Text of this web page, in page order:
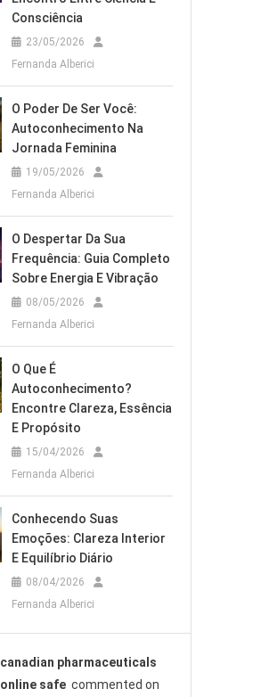
Consciência
23/05/2026
Fernanda Alberici
O Poder De Ser Você:
Autoconhecimento Na
Jornada Feminina
19/05/2026
Fernanda Alberici
O Despertar Da Sua
Frequência: Guia Completo
Sobre Energia E Vibração
08/05/2026
Fernanda Alberici
O Que É
Autoconhecimento?
Encontre Clareza, Essência
E Propósito
15/04/2026
Fernanda Alberici
Conhecendo Suas
Emoções: Clareza Interior
E Equilíbrio Diário
08/04/2026
Fernanda Alberici
canadian pharmaceuticals
online safecommented on